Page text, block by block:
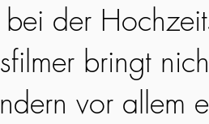
der
bringt
vor allem